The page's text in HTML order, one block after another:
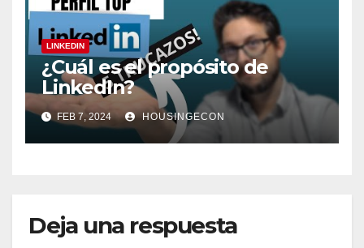
LINKEDIN
¿Cuál es el propósito de
LinkedIn?
FEB 7, 2024 HOUSINGECON
Deja una respuesta